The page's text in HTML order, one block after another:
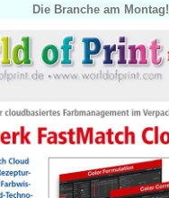
Die Branche am Montag!